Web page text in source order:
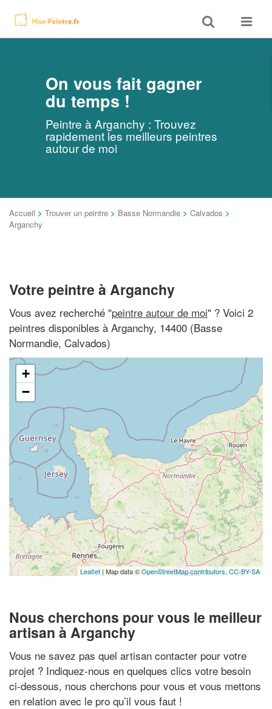
Toggle
search
Toggle
On vous fait gagner
du temps !
Peintre à Arganchy : Trouvez
rapidement les meilleurs peintres
autour de moi
Accueil > Trouver un peintre > Basse Normandie > Calvados >
Arganchy
Votre peintre à Arganchy
Vous avez recherché "peintre autour de moi" ? Voici 2
peintres disponibles à Arganchy, 14400 (Basse
Normandie, Calvados)
+
−
Leaflet | Map data ©OpenStreetMap contributors, CC-BY-SA
Nous cherchons pour vous le meilleur
artisan à Arganchy
Vous ne savez pas quel artisan contacter pour votre
projet ? Indiquez-nous en quelques clics votre besoin
ci-dessous, nous cherchons pour vous et vous mettons
en relation avec le pro qu’il vous faut !